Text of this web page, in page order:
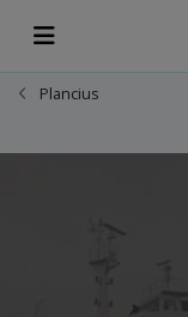
Plancius